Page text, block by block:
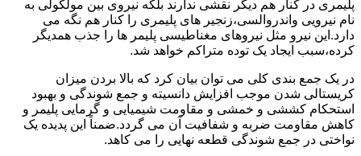
پلیمری در کنار هم دیگر نقشی ندارند بلکه نیروی بین مولکولی به
نام نیرویی واندروالسی،زنجیر های پلیمری را کنار هم نگه می
دارد.این نیرو مثل نیروهای مغناطیسی پلیمر ها را جذب همدیگر
کرده،سبب ایجاد یک توده متراکم خواهد شد.
در یک جمع بندی کلی می توان بیان کرد که بالا بردن میزان
کریستالی شدن موجب افزایش دانسیته و جمع شوندگی و بهبود
استحکام کششی و خمشی و مقاومت شیمیایی و گرمایی پلیمر و
کاهش مقاومت ضربه و شفافیت آن می گردد.ضمناً این پدیده یک
نواختی در جمع شوندگی قطعه نهایی را می کاهد.